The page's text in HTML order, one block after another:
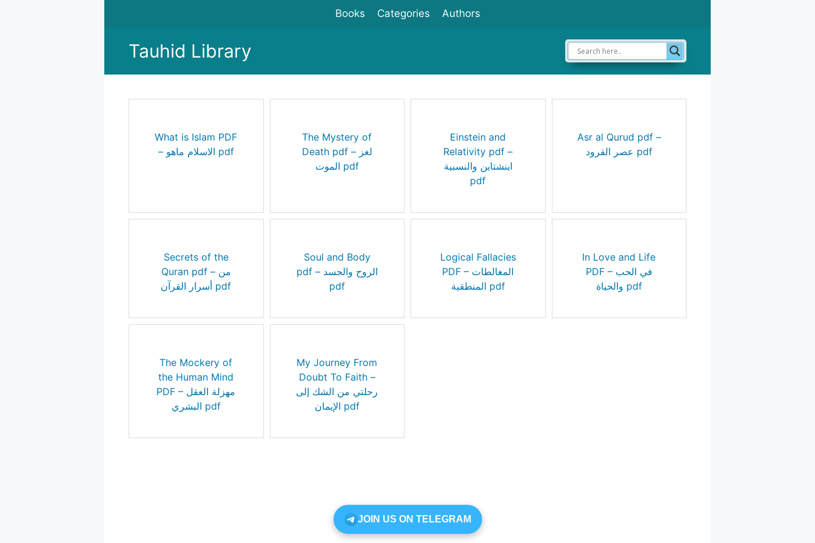
Books Categories Authors
Tauhid Library
What is Islam PDF
– الاسلام ماهو pdf
The Mystery of
Death pdf – لغز
الموت pdf
Einstein and
Relativity pdf –
اينشتاين والنسبية
pdf
Asr al Qurud pdf –
عصر القرود pdf
Secrets of the
Quran pdf – من
أسرار القرآن pdf
Soul and Body
pdf – الروح والجسد
pdf
Logical Fallacies
PDF – المغالطات
المنطقية pdf
In Love and Life
PDF – في الحب
والحياة pdf
The Mockery of
the Human Mind
PDF – مهزلة العقل
البشري pdf
My Journey From
Doubt To Faith –
رحلتي من الشك إلى
الإيمان pdf
JOIN US ON TELEGRAM